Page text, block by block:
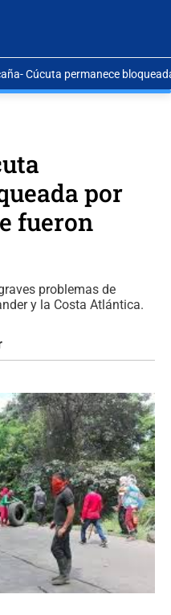
Cúcuta permanece
por
fueron
problemas de
y la Costa Atlántica.